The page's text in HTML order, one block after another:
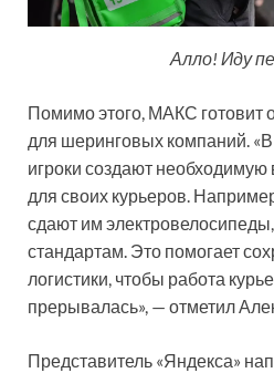
Алло! Иду
Помимо этого, МАКС готовит
для шеринговых компаний.
игроки создают необходимую
для своих курьеров.
сдают им
стандартам. Это помогает
логистики, чтобы работа
прерывалась», — отметил
Представитель «Яндекса»